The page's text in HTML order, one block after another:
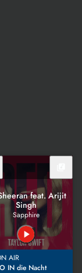
feat. Arijit
Singh
Sapphire
play_arrow
AIR
IN die Nacht